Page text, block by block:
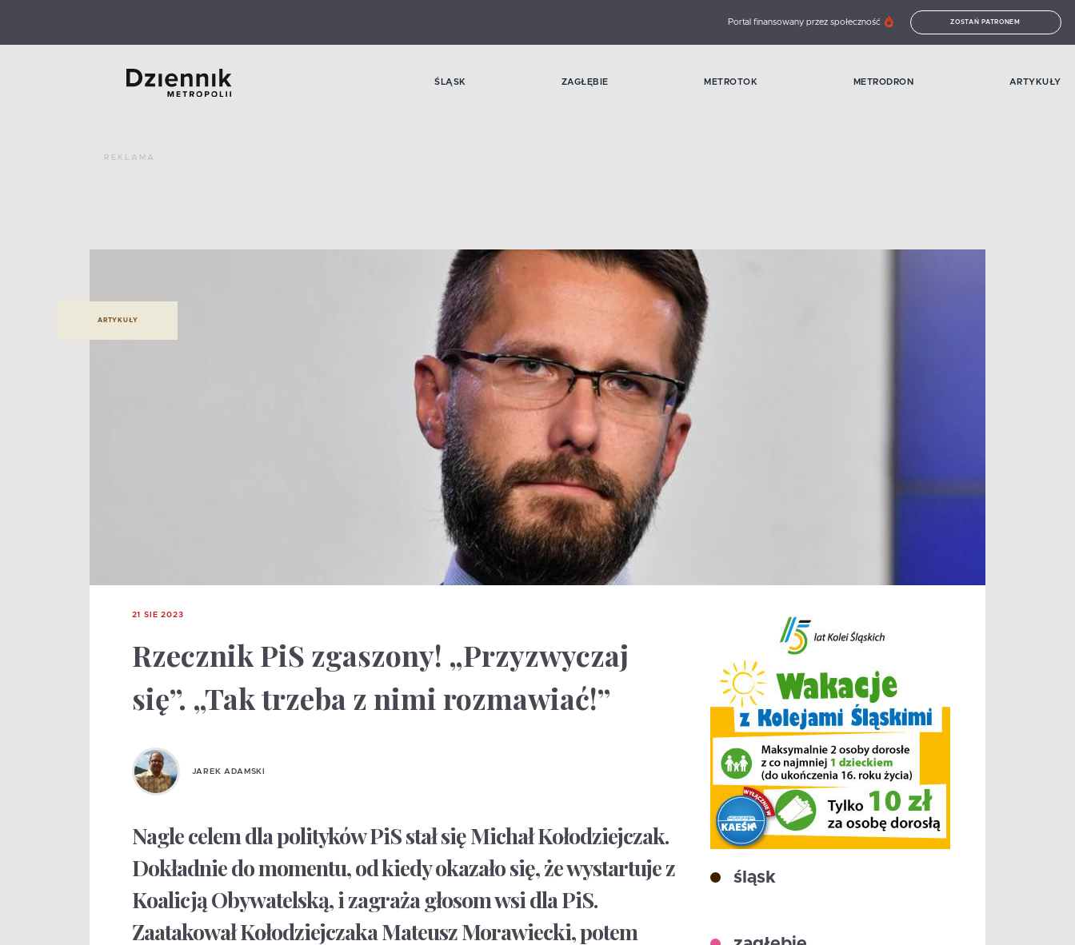
Portal finansowany przez społeczność ZOSTAŃ PATRONEM
ŚLĄSK ZAGŁĘBIE METROTOK METRODRON ARTYKUŁY
REKLAMA
ARTYKUŁY
21 SIE 2023
Rzecznik PiS zgaszony! „Przyzwyczaj
się”. „Tak trzeba z nimi rozmawiać!”
JAREK ADAMSKI
Nagle celem dla polityków PiS stał się Michał Kołodziejczak.
Dokładnie do momentu, od kiedy okazało się, że wystartuje z
Koalicją Obywatelską, i zagraża głosom wsi dla PiS.
Zaatakował Kołodziejczaka Mateusz Morawiecki, potem
śląsk